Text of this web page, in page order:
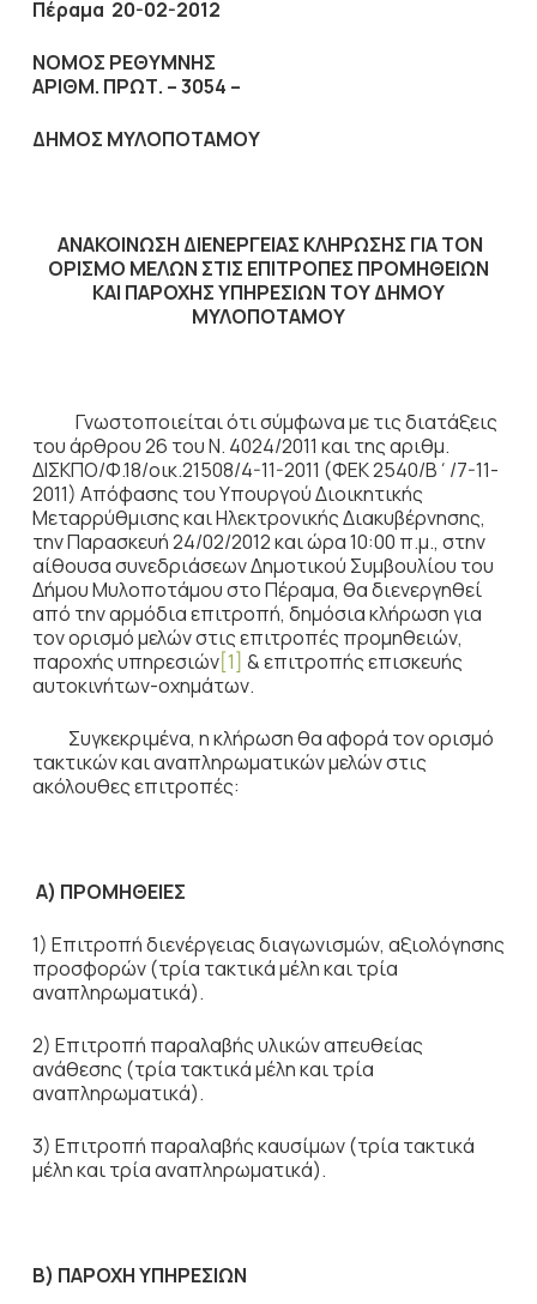
Πέραμα 20-02-2012
ΝΟΜΟΣ ΡΕΘΥΜΝΗΣ
ΑΡΙΘΜ. ΠΡΩΤ. – 3054 –
ΔΗΜΟΣ ΜΥΛΟΠΟΤΑΜΟΥ
ΑΝΑΚΟΙΝΩΣΗ ΔΙΕΝΕΡΓΕΙΑΣ ΚΛΗΡΩΣΗΣ ΓΙΑ ΤΟΝ
ΟΡΙΣΜΟ ΜΕΛΩΝ ΣΤΙΣ ΕΠΙΤΡΟΠΕΣ ΠΡΟΜΗΘΕΙΩΝ
ΚΑΙ ΠΑΡΟΧΗΣ ΥΠΗΡΕΣΙΩΝ ΤΟΥ ΔΗΜΟΥ
ΜΥΛΟΠΟΤΑΜΟΥ
Γνωστοποιείται ότι σύμφωνα με τις διατάξεις
του άρθρου 26 του Ν. 4024/2011 και της αριθμ.
ΔΙΣΚΠΟ/Φ.18/οικ.21508/4-11-2011 (ΦΕΚ 2540/Β΄/7-11-
2011) Απόφασης του Υπουργού Διοικητικής
Μεταρρύθμισης και Ηλεκτρονικής Διακυβέρνησης,
την Παρασκευή 24/02/2012 και ώρα 10:00 π.μ., στην
αίθουσα συνεδριάσεων Δημοτικού Συμβουλίου του
Δήμου Μυλοποτάμου στο Πέραμα, θα διενεργηθεί
από την αρμόδια επιτροπή, δημόσια κλήρωση για
τον ορισμό μελών στις επιτροπές προμηθειών,
παροχής υπηρεσιών[1] & επιτροπής επισκευής
αυτοκινήτων-οχημάτων.
Συγκεκριμένα, η κλήρωση θα αφορά τον ορισμό
τακτικών και αναπληρωματικών μελών στις
ακόλουθες επιτροπές:
Α) ΠΡΟΜΗΘΕΙΕΣ
1) Επιτροπή διενέργειας διαγωνισμών, αξιολόγησης
προσφορών (τρία τακτικά μέλη και τρία
αναπληρωματικά).
2) Επιτροπή παραλαβής υλικών απευθείας
ανάθεσης (τρία τακτικά μέλη και τρία
αναπληρωματικά).
3) Επιτροπή παραλαβής καυσίμων (τρία τακτικά
μέλη και τρία αναπληρωματικά).
Β) ΠΑΡΟΧΗ ΥΠΗΡΕΣΙΩΝ